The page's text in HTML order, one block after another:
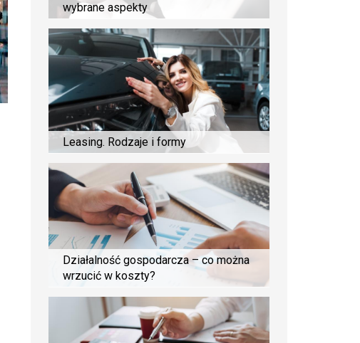
wybrane aspekty
Leasing. Rodzaje i formy
Działalność gospodarcza – co można
wrzucić w koszty?